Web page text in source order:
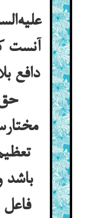
آنست
دافع
باشد